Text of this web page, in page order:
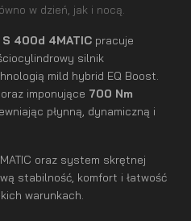
w dzień, jak i nocą.
400d 4MATIC pracuje
silnik
mild hybrid EQ Boost.
oraz imponujące 700 Nm
płynną, dynamiczną i
oraz system skrętnej
stabilność, komfort i łatwość
warunkach.